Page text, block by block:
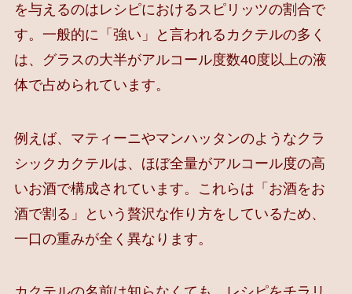
を与えるのはレシピにおけるスピリッツの割合で
す。一般的に「強い」と言われるカクテルの多く
は、グラスの大半がアルコール度数40度以上の液
体で占められています。
例えば、マティーニやマンハッタンのようなクラ
シックカクテルは、ほぼ全量がアルコール度の高
いお酒で構成されています。これらは「お酒をお
酒で割る」という贅沢な作り方をしているため、
一口の重みが全く異なります。